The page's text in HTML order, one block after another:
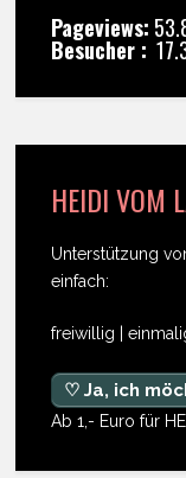
Pageviews:
Besucher :
HEIDI VOM
Unterstützung
einfach:
freiwillig |
♡ Ja, ich
Ab 1,- Euro für